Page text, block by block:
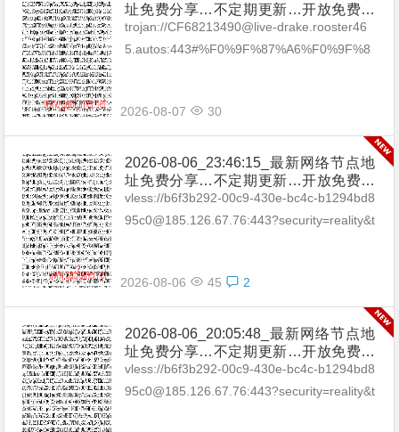
址免费分享…不定期更新…开放免费分
享（网络免费节点香港|日本|韩国|新加
坡|台湾|马来西亚|…
trojan://CF68213490@live-drake.rooster46
5.autos:443#%F0%9F%87%A6%F0%9F%8
2026-08-07 30
2026-08-06_23:46:15_最新网络节点地
址免费分享…不定期更新…开放免费分
享（网络免费节点香港|日本|韩国|新加
坡|台湾|马来西亚|…
vless://b6f3b292-00c9-430e-bc4c-b1294bd8
95c0@185.126.67.76:443?security=reality&t
2026-08-06 45 2
2026-08-06_20:05:48_最新网络节点地
址免费分享…不定期更新…开放免费分
享（网络免费节点香港|日本|韩国|新加
坡|台湾|马来西亚|…
vless://b6f3b292-00c9-430e-bc4c-b1294bd8
95c0@185.126.67.76:443?security=reality&t